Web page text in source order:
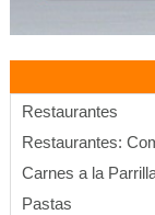
Restaurantes
Restaurantes:
Carnes a la
Pastas